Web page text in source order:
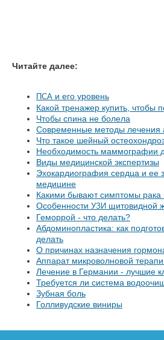
Читайте далее:
ПСА и его уровень
Какой тренажер купить, чтобы
Чтобы спина не болела
Современные методы лечения
Что такое шейный
Необходимость маммографии
Виды медицинской экспертизы
Эхокардиография сердца и ее
медицине
Какими бывают симптомы рака
Особенности УЗИ щитовидной
Геморрой - что делать?
Абдоминопластика: как
делать
О причинах назначения
Аппарат микроволновой
Лечение в Германии - лучшие
Требуется ли система
Зубная боль
Голливудские виниры